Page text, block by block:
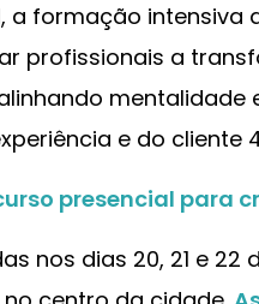
a formação intensiva
profissionais a
mentalidade
e do cliente
presencial para
nos dias 20, 21 e 22